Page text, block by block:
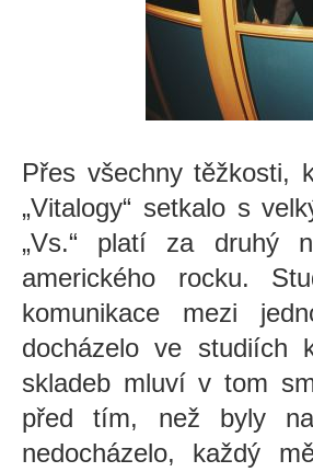
Přes všechny těžkosti,
„Vitalogy“ setkalo s
„Vs.“ platí za druhý
amerického rocku.
komunikace mezi
docházelo ve studiích
skladeb mluví v tom
před tím, než byly
nedocházelo, každý